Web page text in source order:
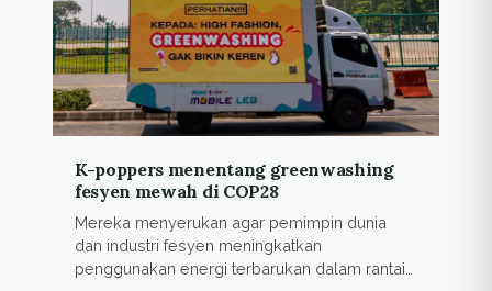
K-poppers menentang greenwashing
fesyen mewah di COP28
Mereka menyerukan agar pemimpin dunia
dan industri fesyen meningkatkan
penggunakan energi terbarukan dalam rantai